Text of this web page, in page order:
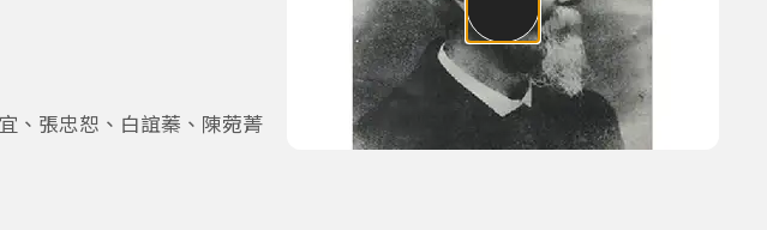
、張忠恕、白誼蓁、陳菀菁